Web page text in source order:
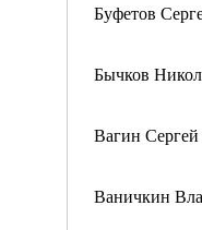
Буфетов
Бычков
Вагин
Ваничкин